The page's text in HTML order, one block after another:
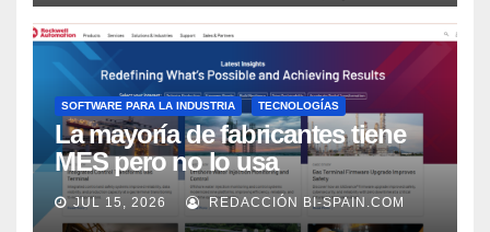
SOFTWARE PARA LA INDUSTRIA TECNOLOGÍAS
La mayoría de fabricantes tiene
MES pero no lo usa
adecuadamente, según Rockwell
Automation
JUL 15, 2026 REDACCIÓN BI-SPAIN.COM